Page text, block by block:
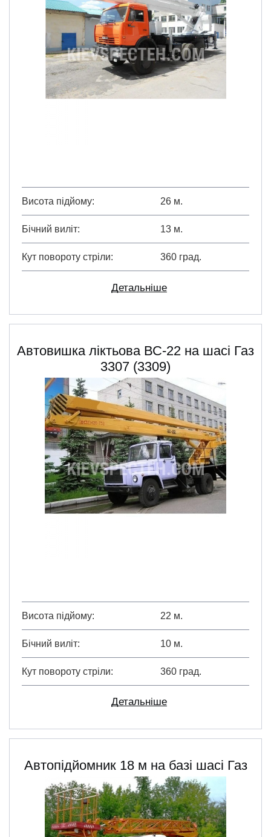
Висота підйому 26 м.
Бічний виліт 13 м.
Кут повороту стріли 360 град.
Детальніше
Автовишка ліктьова ВС-22 на шасі Газ
3307 (3309)
Висота підйому 22 м.
Бічний виліт 10 м.
Кут повороту стріли 360 град.
Детальніше
Автопідйомник 18 м на базі шасі Газ